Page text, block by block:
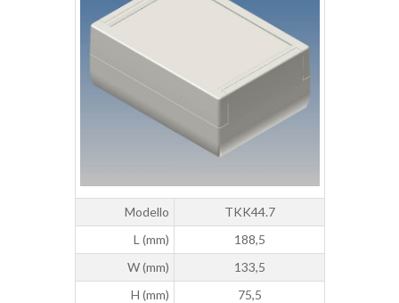
Modello
TKK44.7
L (mm)
188,5
W (mm)
133,5
H (mm)
75,5